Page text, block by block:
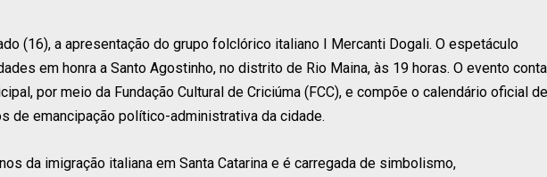
(16), a apresentação do grupo folclórico italiano I Mercanti Dogali. O espetáculo
em honra a Santo Agostinho, no distrito de Rio Maina, às 19 horas. O evento conta
por meio da Fundação Cultural de Criciúma (FCC), e compõe o calendário oficial de
de emancipação político-administrativa da cidade.
da imigração italiana em Santa Catarina e é carregada de simbolismo,